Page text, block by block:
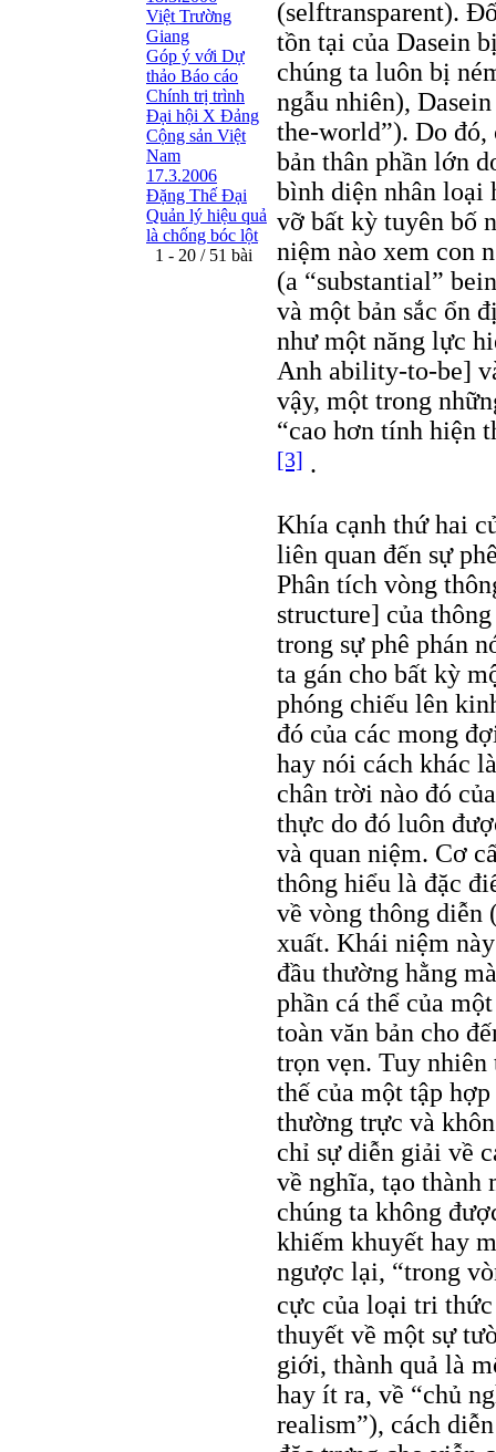
Việt Trường
Giang
Góp ý với Dự
thảo Báo cáo
Chính trị trình
Đại hội X Đảng
Cộng sản Việt
Nam
17.3.2006
Đặng Thế Đại
Quản lý hiệu quả
là chống bóc lột
1 - 20 / 51 bài
(selftransparent).
tồn tại của Dasein
chúng ta luôn bị
ngẫu nhiên),
the-world”). Do đó,
bản thân phần lớn
bình diện nhân loại
vỡ bất kỳ tuyên bố
niệm nào xem con
(a “substantial”
và một bản sắc ổn
như một năng lực
Anh ability-to-be]
vậy, một trong
“cao hơn tính hiện
[3] .
Khía cạnh thứ hai
liên quan đến sự
Phân tích vòng
structure] của
trong sự phê phán
ta gán cho bất kỳ
phóng chiếu lên
đó của các mong
hay nói cách khác
chân trời nào đó
thực do đó luôn
và quan niệm. Cơ
thông hiểu là đặc
về vòng thông diễn
xuất. Khái niệm
đầu thường hằng
phần cá thể của
toàn văn bản cho
trọn vẹn. Tuy nhiên
thế của một tập
thường trực và
chỉ sự diễn giải về
về nghĩa, tạo thành
chúng ta không
khiếm khuyết hay
ngược lại, “trong
cực của loại tri
thuyết về một sự
giới, thành quả là
hay ít ra, về “chủ
realism”), cách